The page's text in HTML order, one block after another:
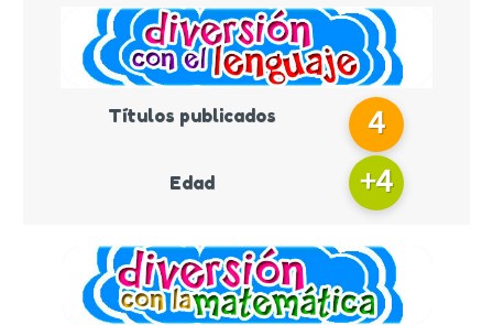
Títulos publicados 4
Edad +4